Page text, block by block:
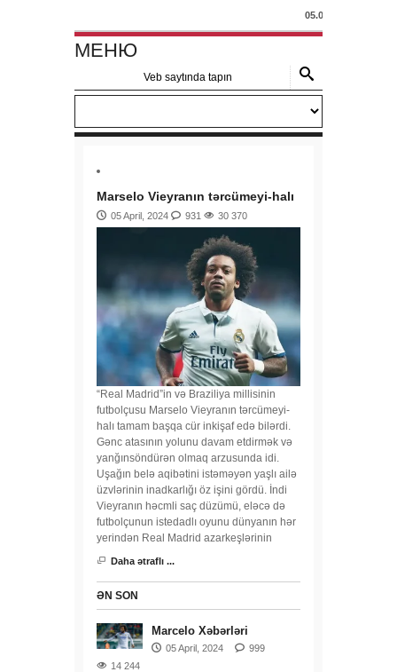
05.04.2024 -
МЕНЮ
Marselo Vieyranın tərcümeyi-halı
05 April, 2024 931 30 370
“Real Madrid”in və Braziliya millisinin
futbolçusu Marselo Vieyranın tərcümeyi-
halı tamam başqa cür inkişaf edə bilərdi.
Gənc atasının yolunu davam etdirmək və
yanğınsöndürən olmaq arzusunda idi.
Uşağın belə aqibətini istəməyən yaşlı ailə
üzvlərinin inadkarlığı öz işini gördü. İndi
Vieyranın həcmli saç düzümü, eləcə də
futbolçunun istedadlı oyunu dünyanın hər
yerindən Real Madrid azarkeşlərinin
Daha ətraflı ...
ƏN SON
Marcelo Xəbərləri
05 April, 2024
999
14 244